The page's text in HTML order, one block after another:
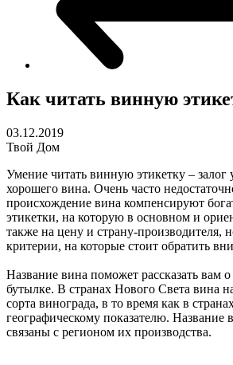
Как читать винную
03.12.2019
Твой Дом
Умение читать винную этикетку – залог
хорошего вина. Очень часто
происхождение вина компенсируют
этикетки, на которую в основном и
также на цену и страну-производителя,
критерии, на которые стоит обратить
Название вина поможет рассказать вам
бутылке. В странах Нового Света вина
сорта винограда, в то время как в
географическому показателю.
связаны с регионом их производства.